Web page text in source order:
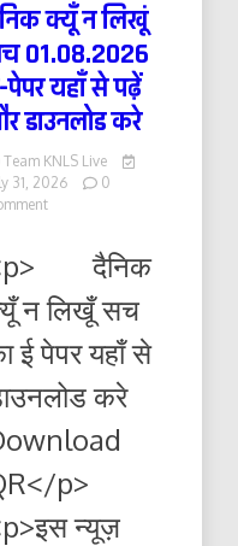
क्यूँ न लिखूं
01.08.2026
यहाँ से पढ़ें
डाउनलोड करे
Team KNLS Live
31, 2026
0
on
सच
01.08.2026
ई-
पेपर
यहाँ
पढ़ें
डाउनलोड
करे
दैनिक
न लिखूँ सच
ई पेपर यहाँ से
करे
p>
न्यूज़